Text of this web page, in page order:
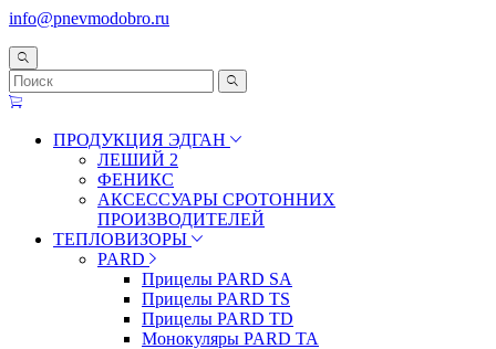
info@pnevmodobro.ru
ПРОДУКЦИЯ ЭДГАН
ЛЕШИЙ 2
ФЕНИКС
АКСЕССУАРЫ СРОТОННИХ
ПРОИЗВОДИТЕЛЕЙ
ТЕПЛОВИЗОРЫ
PARD
Прицелы PARD SA
Прицелы PARD TS
Прицелы PARD TD
Монокуляры PARD TA